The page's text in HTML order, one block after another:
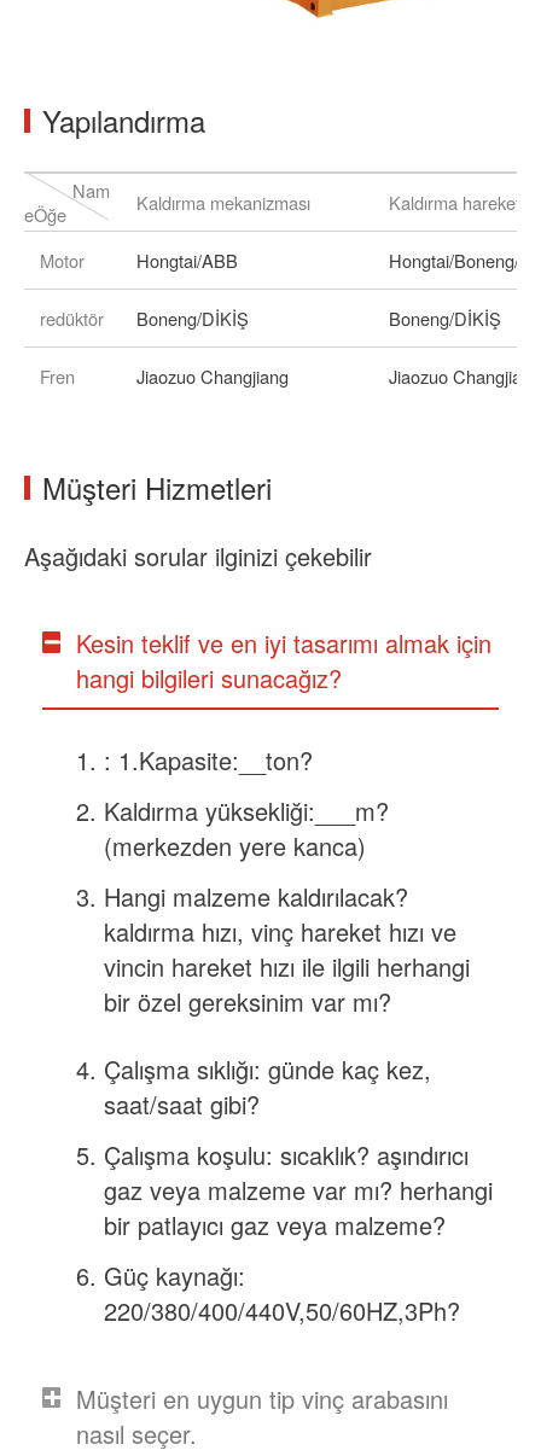
Yapılandırma
Nam
eÖğe
Kaldırma mekanizması Kaldırma hareket
Motor Hongtai/ABB Hongtai/Boneng/
redüktör Boneng/DİKİŞ Boneng/DİKİŞ
Fren Jiaozuo Changjiang Jiaozuo Changjiang
Müşteri Hizmetleri
Aşağıdaki sorular ilginizi çekebilir
Kesin teklif ve en iyi tasarımı almak için
hangi bilgileri sunacağız?
: 1.Kapasite:__ton?
Kaldırma yüksekliği:___m?
(merkezden yere kanca)
Hangi malzeme kaldırılacak?
kaldırma hızı, vinç hareket hızı ve
vincin hareket hızı ile ilgili herhangi
bir özel gereksinim var mı?
Çalışma sıklığı: günde kaç kez,
saat/saat gibi?
Çalışma koşulu: sıcaklık? aşındırıcı
gaz veya malzeme var mı? herhangi
bir patlayıcı gaz veya malzeme?
Güç kaynağı:
220/380/400/440V,50/60HZ,3Ph?
Müşteri en uygun tip vinç arabasını
nasıl seçer.